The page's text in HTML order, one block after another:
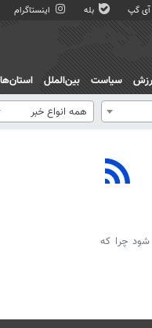
آی گپ بله اینستاگرام
سیاست بین‌الملل استان‌ها
همه انواع خبر
چرا که